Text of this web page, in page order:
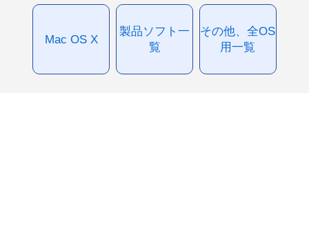
Mac OS X
製品ソフト一
覧
その他、全OS
用一覧